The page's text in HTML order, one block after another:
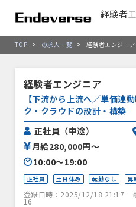
経験者
TOP > の求人一覧 > 経験者エンジニア
経験者エンジニア
【下流から上流へ／単価連
ク・クラウドの設計・構築
正社員（中途）
月給280,000円〜
10:00〜19:00
正社員 土日休み 転勤なし 昇
登録日時：2025/12/18 21:17
16